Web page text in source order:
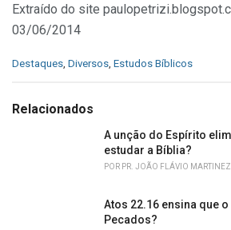
Extraído do site
03/06/2014
C
e
Destaques Diversos Estudos Bíblicos
Relacionados
A unção do Espírito
estudar a Bíblia?
POR PR. JOÃO FLÁVIO MARTINEZ
Atos 22.16 ensina que
Pecados?